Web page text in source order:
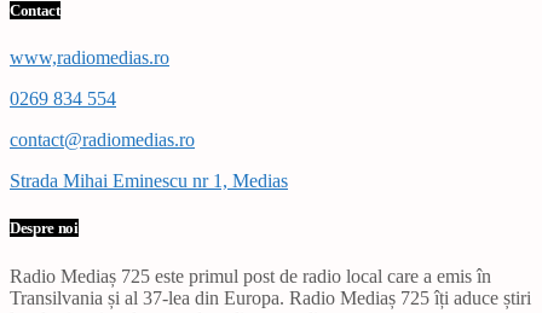
Contact
www,radiomedias.ro
0269 834 554
contact@radiomedias.ro
Strada Mihai Eminescu nr 1, Medias
Despre noi
Radio Mediaș 725 este primul post de radio local care a emis în
Transilvania și al 37-lea din Europa. Radio Mediaș 725 îți aduce știri